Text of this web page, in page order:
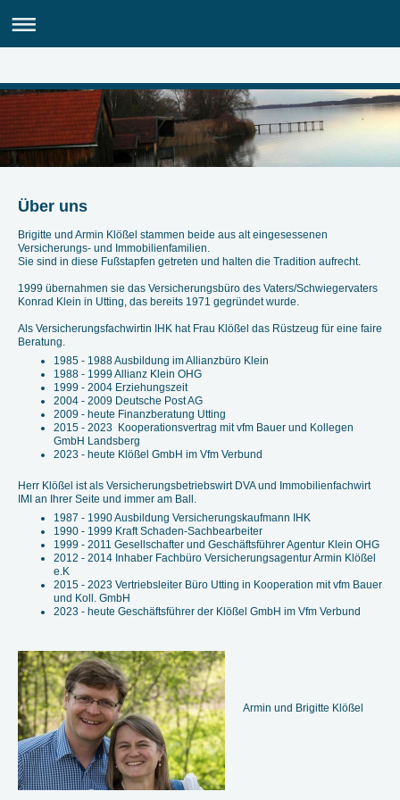
Über uns
Brigitte und Armin Klößel stammen beide aus alt eingesessenen
Versicherungs- und Immobilienfamilien.
Sie sind in diese Fußstapfen getreten und halten die Tradition aufrecht.
1999 übernahmen sie das Versicherungsbüro des Vaters/Schwiegervaters
Konrad Klein in Utting, das bereits 1971 gegründet wurde.
Als Versicherungsfachwirtin IHK hat Frau Klößel das Rüstzeug für eine faire
Beratung.
1985 - 1988 Ausbildung im Allianzbüro Klein
1988 - 1999 Allianz Klein OHG
1999 - 2004 Erziehungszeit
2004 - 2009 Deutsche Post AG
2009 - heute Finanzberatung Utting
2015 - 2023 Kooperationsvertrag mit vfm Bauer und Kollegen
GmbH Landsberg
2023 - heute Klößel GmbH im Vfm Verbund
Herr Klößel ist als Versicherungsbetriebswirt DVA und Immobilienfachwirt
IMI an Ihrer Seite und immer am Ball.
1987 - 1990 Ausbildung Versicherungskaufmann IHK
1990 - 1999 Kraft Schaden-Sachbearbeiter
1999 - 2011 Gesellschafter und Geschäftsführer Agentur Klein OHG
2012 - 2014 Inhaber Fachbüro Versicherungsagentur Armin Klößel
e.K
2015 - 2023 Vertriebsleiter Büro Utting in Kooperation mit vfm Bauer
und Koll. GmbH
2023 - heute Geschäftsführer der Klößel GmbH im Vfm Verbund
Armin und Brigitte Klößel